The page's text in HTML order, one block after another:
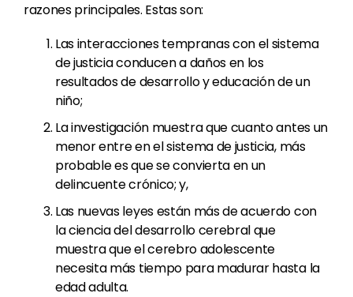
razones principales. Estas son:
Las interacciones tempranas con el sistema
de justicia conducen a daños en los
resultados de desarrollo y educación de un
niño;
La investigación muestra que cuanto antes un
menor entre en el sistema de justicia, más
probable es que se convierta en un
delincuente crónico; y,
Las nuevas leyes están más de acuerdo con
la ciencia del desarrollo cerebral que
muestra que el cerebro adolescente
necesita más tiempo para madurar hasta la
edad adulta.